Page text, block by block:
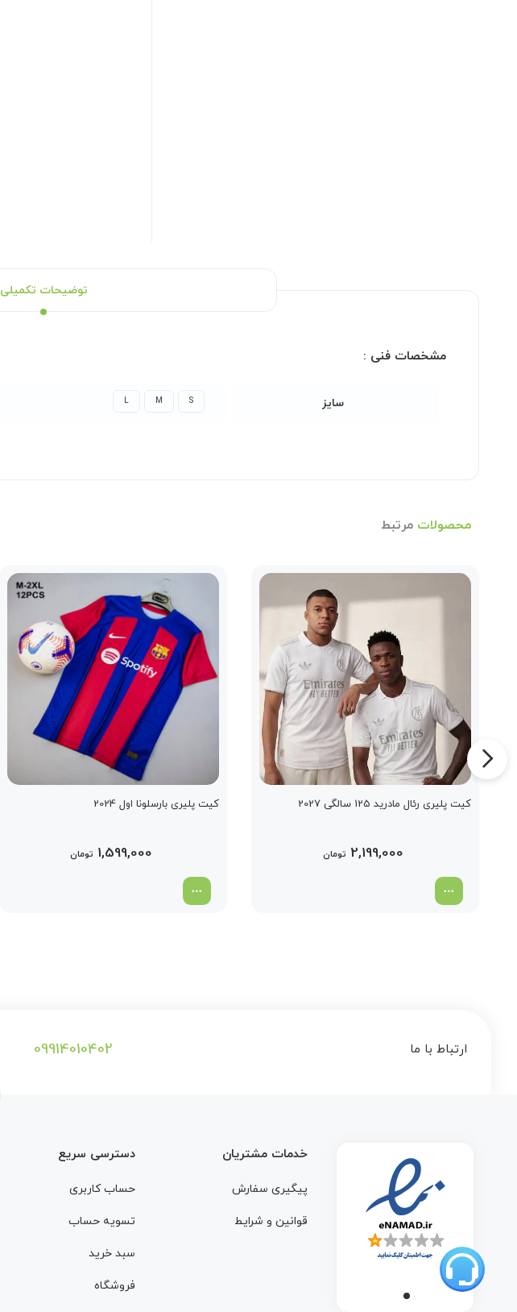
توضیحات تکمیلی
مشخصات فنی :
سایز S
M
L
محصولات مرتبط
کیت پلیری رئال مادرید 125 سالگی 2027
2,199,000 تومان
کیت پلیری بارسلونا اول 2024
1,599,000 تومان
ارتباط با ما 09914010402
خدمات مشتریان
پیگیری سفارش
قوانین و شرایط
دسترسی سریع
حساب کاربری
تسویه حساب
سبد خرید
فروشگاه